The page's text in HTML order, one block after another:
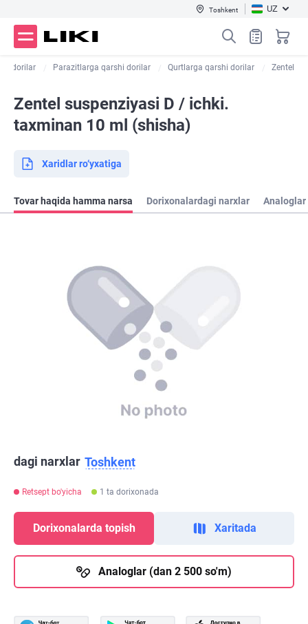
Toshkent UZ
dorilar Parazitlarga qarshi dorilar Qurtlarga qarshi dorilar Zentel
Zentel suspenziyasi D / ichki.
taxminan 10 ml (shisha)
Xaridlar ro‘yxatiga
Tovar haqida hamma narsa Dorixonalardagi narxlar Analoglar
dagi narxlar Toshkent
Retsept bo'yicha 1 ta dorixonada
Dorixonalarda topish Xaritada
Analoglar (dan 2 500 so'm)